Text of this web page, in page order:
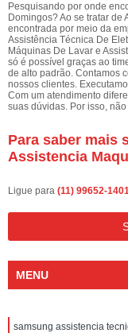
Pesquisando por onde
Domingos? Ao se tratar de
encontrada por meio da
Assistência Técnica De
Máquinas De Lavar e
só é possível graças ao
de alto padrão. Contamos
nossos clientes.
Com um atendimento
suas dúvidas. Por isso,
Para saber mais
Assistencia
Ligue para (11) 99652-
MENU
samsung assistencia